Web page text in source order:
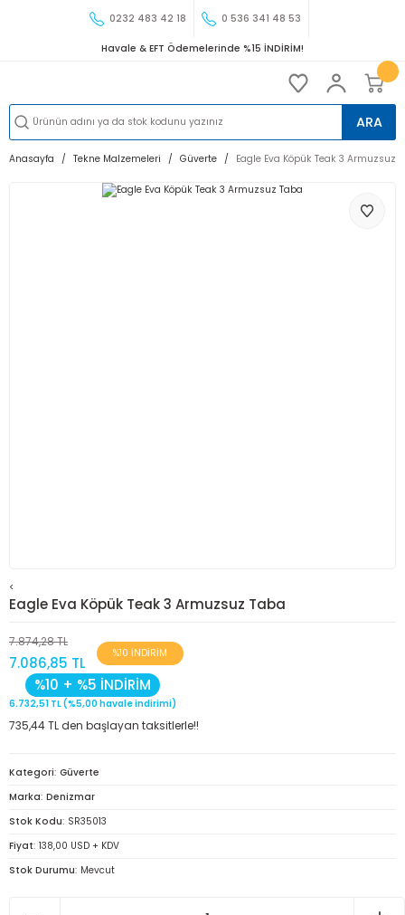
0232 483 42 18 0 536 341 48 53
Havale & EFT Ödemelerinde %15 İNDİRİM!
ARA
Anasayfa Tekne Malzemeleri Güverte Eagle Eva Köpük Teak 3 Armuzsuz
<
Eagle Eva Köpük Teak 3 Armuzsuz Taba
7.874,28 TL
7.086,85 TL
%10 İNDİRİM
%10 + %5 İNDİRİM
6.732,51 TL (%5,00 havale indirimi)
735,44 TL den başlayan taksitlerle!!
Kategori Güverte
Marka Denizmar
Stok Kodu SR35013
Fiyat 138,00 USD + KDV
Stok Durumu Mevcut